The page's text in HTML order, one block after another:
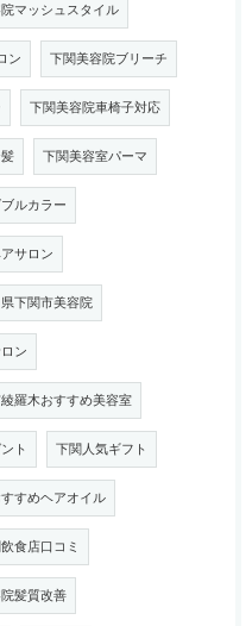
マッシュスタイル
ン 下関美容院ブリーチ
下関美容院車椅子対応
下関美容室パーマ
ルカラー
サロン
下関市美容院
ン
羅木おすすめ美容室
ト 下関人気ギフト
すめヘアオイル
食店口コミ
髪質改善